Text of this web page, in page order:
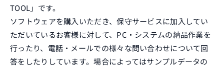
TOOL」です。
ソフトウェアを購入いただき、保守サービスに加入してい
ただいているお客様に対して、PC・システムの納品作業を
行ったり、電話・メールでの様々な問い合わせについて回
答をしたりしています。場合によってはサンプルデータの